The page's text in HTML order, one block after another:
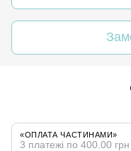
«ОПЛАТА ЧАСТИНАМИ»
3 платежі по 400.00 грн